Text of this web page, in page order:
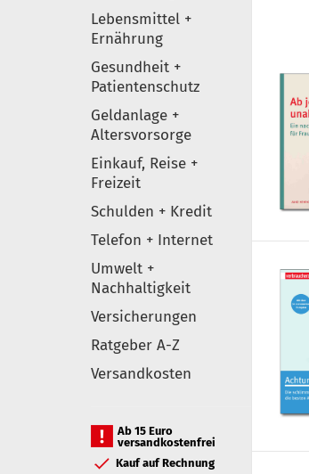
Lebensmittel +
Ernährung
Gesundheit +
Patientenschutz
Geldanlage +
Altersvorsorge
Einkauf, Reise +
Freizeit
Schulden + Kredit
Telefon + Internet
Umwelt +
Nachhaltigkeit
Versicherungen
Ratgeber A-Z
Versandkosten
Ab 15 Euro
versandkostenfrei
Kauf auf Rechnung